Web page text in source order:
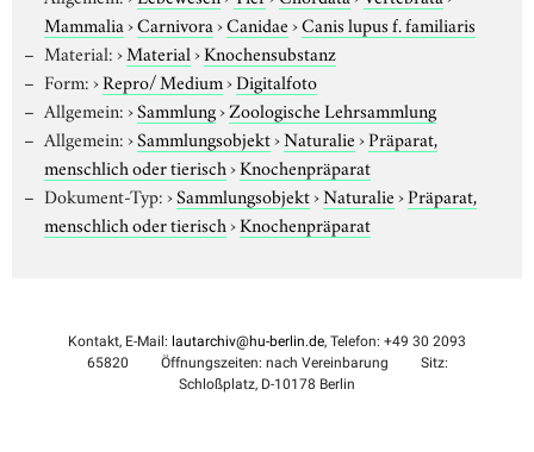
Mammalia›Carnivora›Canidae›Canis lupus f. familiaris
Material:›Material›Knochensubstanz
Form:›Repro/ Medium›Digitalfoto
Allgemein:›Sammlung›Zoologische Lehrsammlung
Allgemein:›Sammlungsobjekt›Naturalie›Präparat,
menschlich oder tierisch›Knochenpräparat
Dokument-Typ:›Sammlungsobjekt›Naturalie›Präparat,
menschlich oder tierisch›Knochenpräparat
Kontakt, E-Mail: lautarchiv@hu-berlin.de, Telefon: +49 30 2093
65820
Öffnungszeiten: nach Vereinbarung
Sitz:
Schloßplatz, D-10178 Berlin